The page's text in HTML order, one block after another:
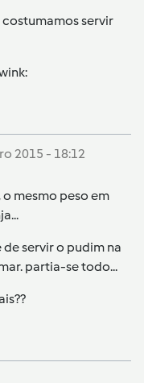
costumamos servir
2015 - 18:12
mesmo peso em
servir o pudim na
partia-se todo...